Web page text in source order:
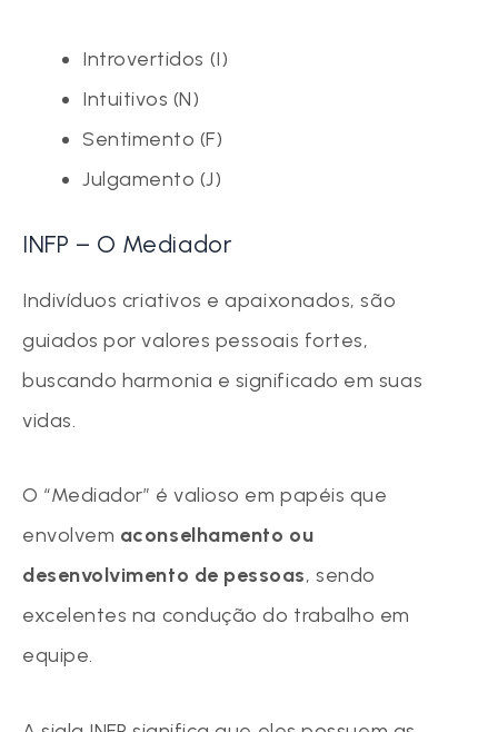
Introvertidos (I)
Intuitivos (N)
Sentimento (F)
Julgamento (J)
INFP – O Mediador
Indivíduos criativos e apaixonados, são
guiados por valores pessoais fortes,
buscando harmonia e significado em suas
vidas.
O “Mediador” é valioso em papéis que
envolvem aconselhamento ou
desenvolvimento de pessoas, sendo
excelentes na condução do trabalho em
equipe.